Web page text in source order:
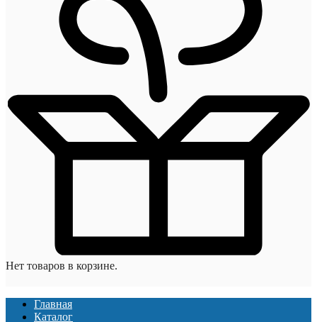
Нет товаров в корзине.
Главная
Каталог